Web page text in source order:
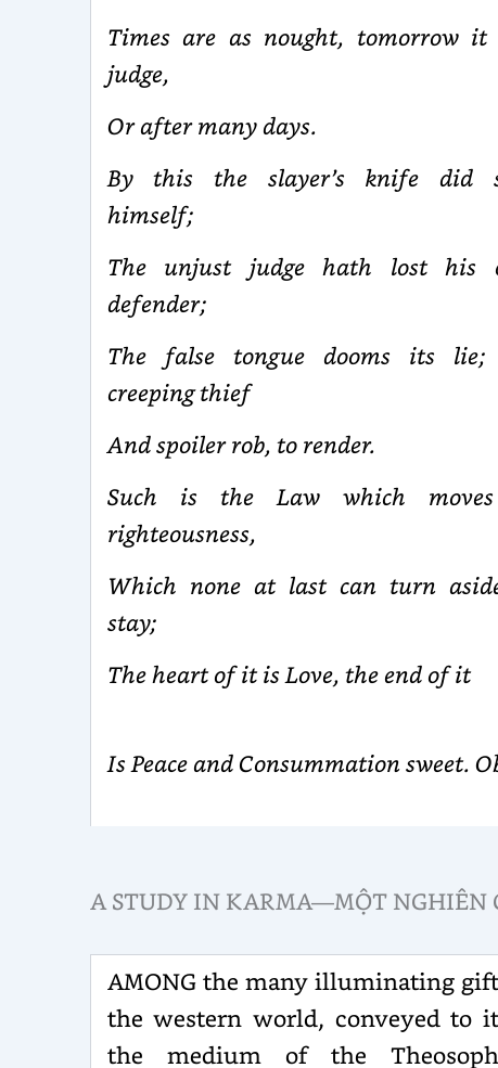
Times are as nought, tomorrow
judge,
Or after many days.
By this the slayer’s knife did
himself;
The unjust judge hath lost his
defender;
The false tongue dooms its lie;
creeping thief
And spoiler rob, to render.
Such is the Law which
righteousness,
Which none at last can turn
stay;
The heart of it is Love, the end of it
Is Peace and Consummation sweet.
A STUDY IN KARMA—MỘT NGHIÊN
AMONG the many illuminating
the western world, conveyed to
the medium of the